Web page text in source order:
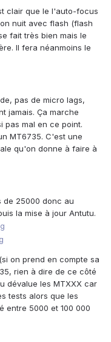
clair que le l'auto-focus
nuit avec flash (flash
fait très bien mais le
Il fera néanmoins le
pas de micro lags,
jamais. Ça marche
pas mal en ce point.
MT6735. C'est une
qu'on donne à faire à
de 25000 donc au
la mise à jour Antutu.
on prend en compte sa
rien à dire de ce côté
dévalue les MTXXX car
tests alors que les
entre 5000 et 100 000